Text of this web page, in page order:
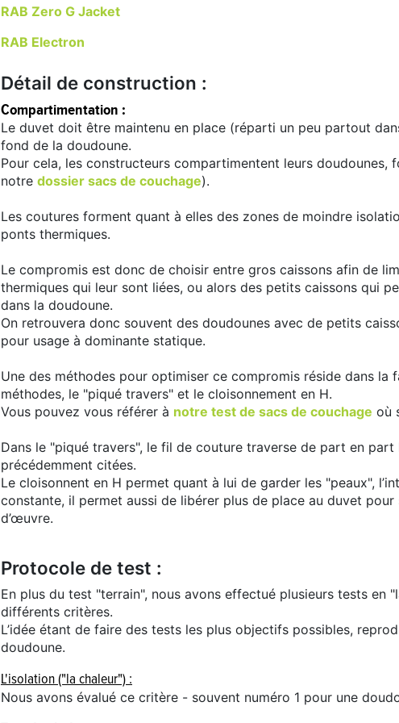
RAB Zero G Jacket
RAB Electron
Détail de construction :
Compartimentation :
Le duvet doit être maintenu en place (réparti un peu partout
fond de la doudoune.
Pour cela, les constructeurs compartimentent leurs doudounes,
notre dossier sacs de couchage).
Les coutures forment quant à elles des zones de moindre
ponts thermiques.
Le compromis est donc de choisir entre gros caissons afin de
thermiques qui leur sont liées, ou alors des petits caissons qui
dans la doudoune.
On retrouvera donc souvent des doudounes avec de petits
pour usage à dominante statique.
Une des méthodes pour optimiser ce compromis réside dans
méthodes, le "piqué travers" et le cloisonnement en H.
Vous pouvez vous référer à notre test de sacs de couchage où
Dans le "piqué travers", le fil de couture traverse de part en
précédemment citées.
Le cloisonnent en H permet quant à lui de garder les "peaux",
constante, il permet aussi de libérer plus de place au duvet
d’œuvre.
Protocole de test :
En plus du test "terrain", nous avons effectué plusieurs tests en
différents critères.
L’idée étant de faire des tests les plus objectifs possibles,
doudoune.
L'isolation ("la chaleur") :
Nous avons évalué ce critère - souvent numéro 1 pour une